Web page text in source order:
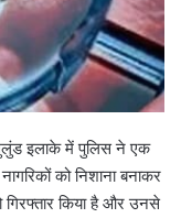
इलाके में पुलिस ने एक
को निशाना बनाकर
गिरफ्तार किया है और उनसे